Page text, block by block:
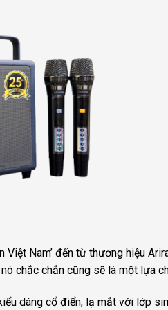
Việt Nam’ đến từ thương hiệu
chắc chắn cũng sẽ là một lựa
dáng cổ điển, lạ mắt với lớp